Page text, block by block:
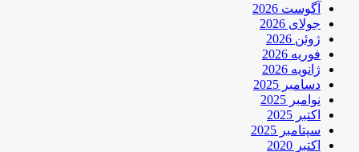
آگوست 2026
جولای 2026
ژوئن 2026
فوریه 2026
ژانویه 2026
دسامبر 2025
نوامبر 2025
اکتبر 2025
سپتامبر 2025
اکتبر 2020